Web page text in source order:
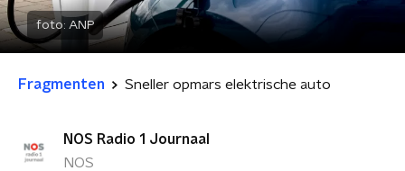
foto: ANP
Fragmenten Sneller opmars elektrische auto
NOS Radio 1 Journaal
NOS